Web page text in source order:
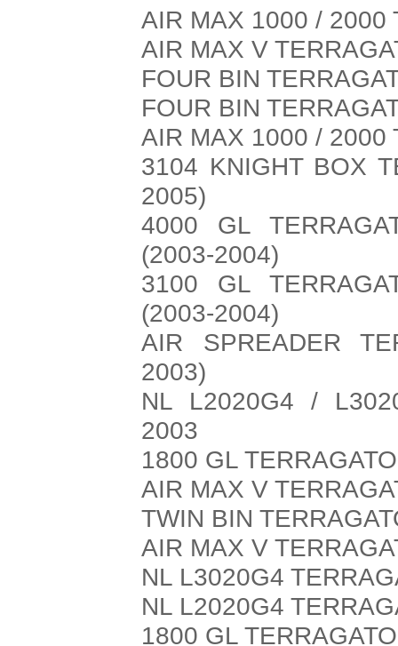
AIR MAX 1000 / 2000
AIR MAX V
FOUR BIN
FOUR BIN
AIR MAX 1000 / 2000
3104 KNIGHT BOX
2005)
4000 GL
(2003-2004)
3100 GL
(2003-2004)
AIR SPREADER
2003)
NL L2020G4 /
2003
1800 GL
AIR MAX V
TWIN BIN
AIR MAX V
NL L3020G4
NL L2020G4
1800 GL